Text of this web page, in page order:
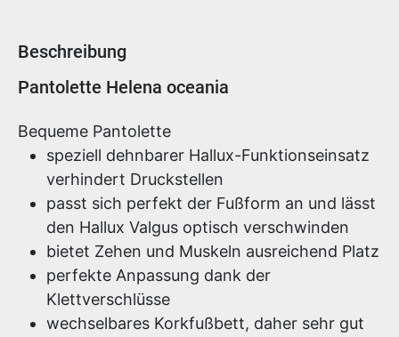
Beschreibung
Produktinformationen
Pantolette Helena oceania
Bequeme Pantolette
speziell dehnbarer Hallux-Funktionseinsatz
verhindert Druckstellen
passt sich perfekt der Fußform an und lässt
den Hallux Valgus optisch verschwinden
bietet Zehen und Muskeln ausreichend Platz
perfekte Anpassung dank der
Klettverschlüsse
wechselbares Korkfußbett, daher sehr gut